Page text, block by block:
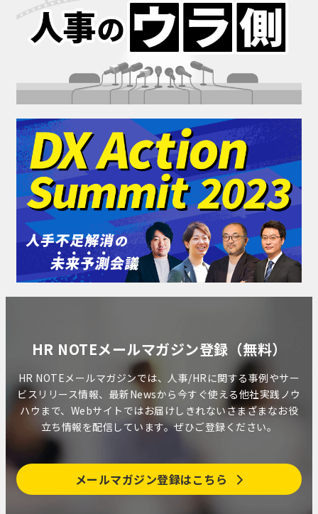
HR NOTEメールマガジン登録（無料）
HR NOTEメールマガジンでは、人事/HRに関する事例やサー
ビスリリース情報、最新Newsから今すぐ使える他社実践ノウ
ハウまで、Webサイトではお届けしきれないさまざまなお役
立ち情報を配信しています。ぜひご登録ください。
メールマガジン登録はこちら